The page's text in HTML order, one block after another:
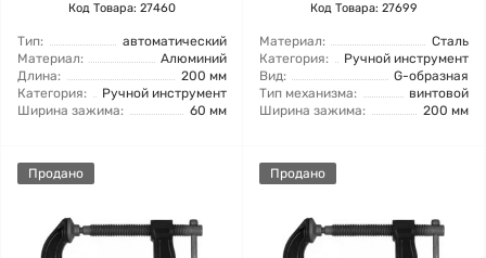
Код Товара: 27460
Тип:
автоматический
Материал:
Алюминий
Длина:
200 мм
Категория:
Ручной инструмент
Ширина зажима:
60 мм
Код Товара: 27699
Материал:
Сталь
Категория:
Ручной инструмент
Вид:
G-образная
Тип механизма:
винтовой
Ширина зажима:
200 мм
Продано Продано